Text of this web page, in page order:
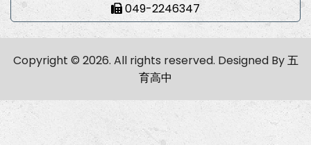
049-2246347
Copyright © 2026. All rights reserved. Designed By五
育高中